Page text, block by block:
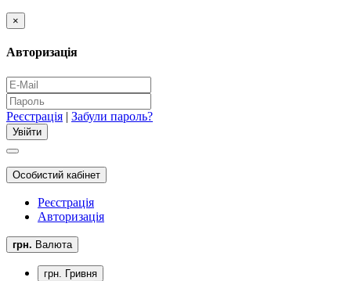
×
Авторизація
Реєстрація | Забули пароль?
Особистий кабінет
Реєстрація
Авторизація
грн. Валюта
грн. Гривня